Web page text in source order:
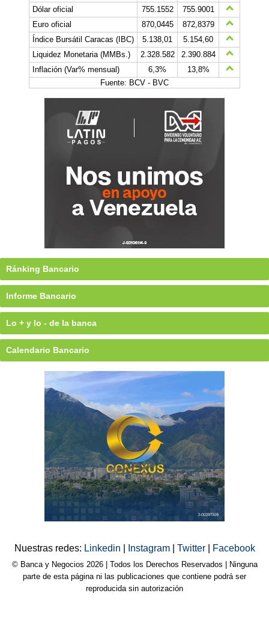
Dólar oficial
755.1552
755.9001
Euro oficial
870,0445
872,8379
Índice Bursátil Caracas (IBC)
5.138,01
5.154,60
Liquidez Monetaria (MMBs.)
2.328.582
2.390.884
Inflación (Var% mensual)
6,3%
13,8%
Fuente: BCV - BVC
Ránking Bancario
Informe Bancario
Lo + y lo - de la banca
Calendario Bancario
Nuestras redes: Linkedin Instagram Twitter Facebook
© Banca y Negocios 2026 | Todos los Derechos Reservados | Ninguna
parte de esta página ni las publicaciones que contiene podrá ser
reproducida sin autorización